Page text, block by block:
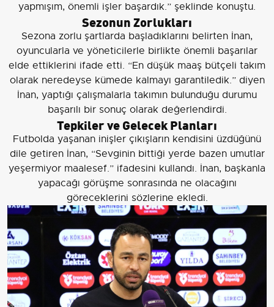
yapmışım, önemli işler başardık.” şeklinde konuştu.
Sezonun Zorlukları
Sezona zorlu şartlarda başladıklarını belirten İnan,
oyuncularla ve yöneticilerle birlikte önemli başarılar
elde ettiklerini ifade etti. “En düşük maaş bütçeli takım
olarak neredeyse kümede kalmayı garantiledik.” diyen
İnan, yaptığı çalışmalarla takımın bulunduğu durumu
başarılı bir sonuç olarak değerlendirdi.
Tepkiler ve Gelecek Planları
Futbolda yaşanan inişler çıkışların kendisini üzdüğünü
dile getiren İnan, “Sevginin bittiği yerde bazen umutlar
yeşermiyor maalesef.” ifadesini kullandı. İnan, başkanla
yapacağı görüşme sonrasında ne olacağını
göreceklerini sözlerine ekledi.